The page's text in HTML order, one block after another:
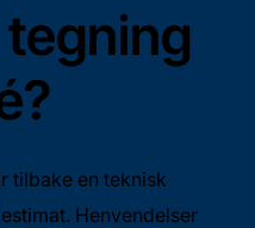
tilbake en teknisk
Henvendelser